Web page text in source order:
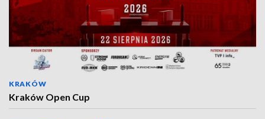
KRAKÓW
Kraków Open Cup